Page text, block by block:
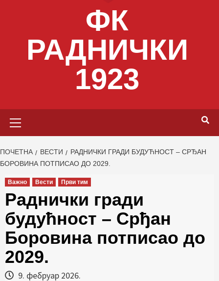
ФК
РАДНИЧКИ
1923
ПОЧЕТНА ВЕСТИ
РАДНИЧКИ ГРАДИ БУДУЋНОСТ – СРЂАН
БОРОВИНА ПОТПИСАО ДО 2029.
Важно Вести Први тим
Раднички гради
будућност – Срђан
Боровина потписао до
2029.
9. фебруар 2026.